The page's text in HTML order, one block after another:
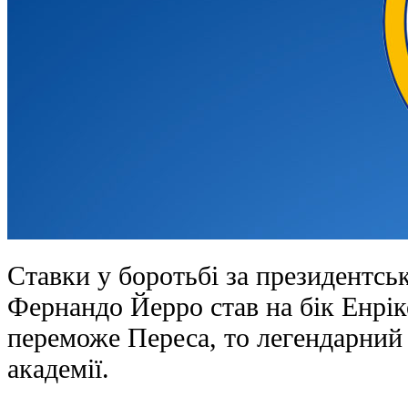
Ставки у боротьбі за
Фернандо Йерро став на бік
переможе Переса, то
академії.